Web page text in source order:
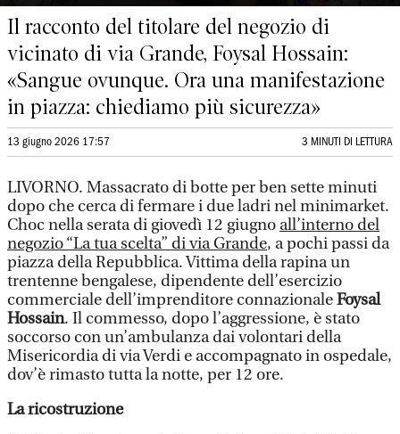
Il racconto del titolare del negozio di
vicinato di via Grande, Foysal Hossain:
«Sangue ovunque. Ora una manifestazione
in piazza: chiediamo più sicurezza»
13 giugno 2026 17:57 3 MINUTI DI LETTURA
LIVORNO. Massacrato di botte per ben sette minuti
dopo che cerca di fermare i due ladri nel minimarket.
Choc nella serata di giovedì 12 giugno all’interno del
negozio “La tua scelta” di via Grande, a pochi passi da
piazza della Repubblica. Vittima della rapina un
trentenne bengalese, dipendente dell’esercizio
commerciale dell’imprenditore connazionaleFoysal
Hossain. Il commesso, dopo l’aggressione, è stato
soccorso con un’ambulanza dai volontari della
Misericordia di via Verdi e accompagnato in ospedale,
dov’è rimasto tutta la notte, per 12 ore.
La ricostruzione